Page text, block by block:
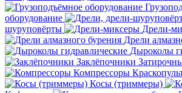
оборудование
шуруповёрты
Дрели-
Дрели
Дыроколы
Заклёпочники
Компрессоры
Косы (триммеры)